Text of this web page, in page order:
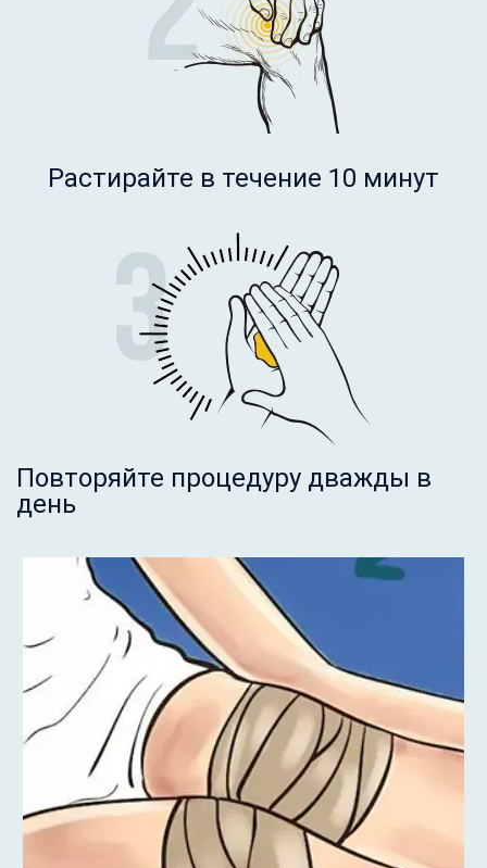
Растирайте в течение 10 минут
Повторяйте процедуру дважды в
день